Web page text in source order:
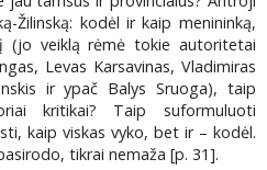
Žilinską: kodėl ir kaip menininką,
(jo veiklą rėmė tokie autoritetai
Levas Karsavinas, Vladimiras
ir ypač Balys Sruoga), taip
kritikai? Taip suformuluoti
kaip viskas vyko, bet ir – kodėl.
tikrai nemaža [p. 31].